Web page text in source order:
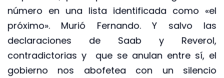
número en una lista identificada como «el
próximo». Murió Fernando. Y salvo las
declaraciones de Saab y Reverol,
contradictorias y que se anulan entre sí, el
gobierno nos abofetea con un silencio